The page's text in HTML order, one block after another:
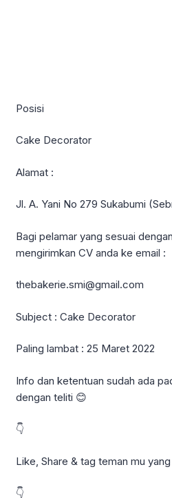
Posisi
Cake Decorator
Alamat :
Jl. A. Yani No 279 Sukabumi
Bagi pelamar yang sesuai
mengirimkan CV anda ke email :
thebakerie.smi@gmail.com
Subject : Cake Decorator
Paling lambat : 25 Maret 2022
Info dan ketentuan sudah ada
dengan teliti 😊
👇
Like, Share & tag teman mu
👇